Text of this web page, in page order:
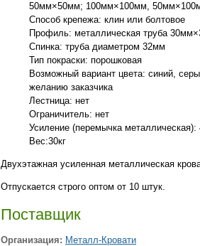
50мм×50мм; 100мм×100мм,
Способ крепежа: клин или болтовое
Профиль: металлическая труба
Спинка: труба диаметром 32мм
Тип покраски: порошковая
Возможный вариант цвета: синий,
желанию заказчика
Лестница: нет
Ограничитель: нет
Усиление (перемычка металлическая):
Вес:30кг
Двухэтажная усиленная металлическая
Отпускается строго оптом от 10 штук.
Поставщик
Организация: Металл-Кровати